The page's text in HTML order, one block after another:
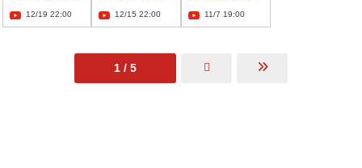
ト結果は…？
12/19 22:00
は？12/15 22:00
〇やって」
11/7 19:00
1 / 5